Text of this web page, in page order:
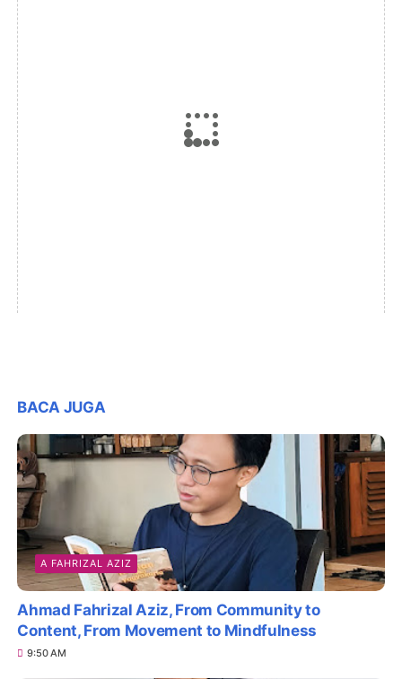
BACA JUGA
A FAHRIZAL AZIZ
Ahmad Fahrizal Aziz, From Community to
Content, From Movement to Mindfulness
9:50 AM